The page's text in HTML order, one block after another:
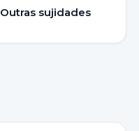
Outras sujidades